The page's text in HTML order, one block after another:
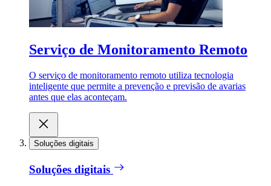
Serviço de Monitoramento Remoto
O serviço de monitoramento remoto utiliza tecnologia
inteligente que permite a prevenção e previsão de avarias
antes que elas aconteçam.
Soluções digitais
Soluções digitais